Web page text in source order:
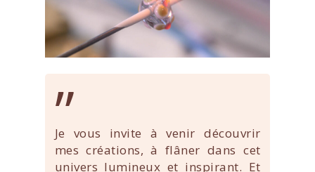
”
Je vous invite à venir découvrir
mes créations, à flâner dans cet
univers lumineux et inspirant. Et